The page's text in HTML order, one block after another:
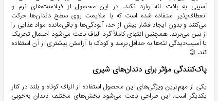
آسیبی به بافت لثه وارد نکند. در این محصول از فیلامنت‌های نرم و
انعطاف‌پذیر استفاده شده است که با ملایمت روی سطح دندان‌ها حرکت
می‌کنند و بدون ایجاد فشار بیش از حد، آلودگی‌ها و باقی‌مانده مواد غذایی را
از بین می‌برند. همچنین انتهای کاملاً گرد الیاف باعث می‌شود احتمال تحریک
یا آسیب‌دیدگی لثه‌ها به حداقل برسد و کودک با آرامش بیشتری از آن استفاده
کند. 😊
پاک‌کنندگی مؤثر برای دندان‌های شیری
یکی از مهم‌ترین ویژگی‌های این محصول استفاده از الیاف کوتاه و بلند در کنار
یکدیگر است. این طراحی باعث می‌شود بخش‌های مختلف دندان به‌خوبی